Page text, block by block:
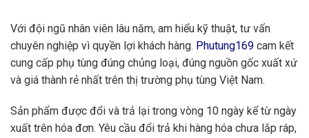
Với đội ngũ nhân viên lâu năm, am hiểu kỹ thuật, tư vấn
chuyên nghiệp vì quyền lợi khách hàng. Phutung169 cam kết
cung cấp phụ tùng đúng chủng loại, đúng nguồn gốc xuất xứ
và giá thành rẻ nhất trên thị trường phụ tùng Việt Nam.
Sản phẩm được đổi và trả lại trong vòng 10 ngày kể từ ngày
xuất trên hóa đơn. Yêu cầu đổi trả khi hàng hóa chưa lắp ráp,